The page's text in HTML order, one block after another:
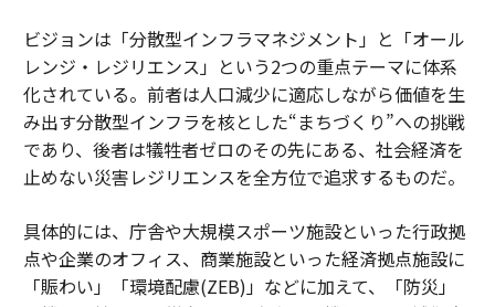
ビジョンは「分散型インフラマネジメント」と「オール
レンジ・レジリエンス」という2つの重点テーマに体系
化されている。前者は人口減少に適応しながら価値を生
み出す分散型インフラを核とした“まちづくり”への挑戦
であり、後者は犠牲者ゼロのその先にある、社会経済を
止めない災害レジリエンスを全方位で追求するものだ。
具体的には、庁舎や大規模スポーツ施設といった行政拠
点や企業のオフィス、商業施設といった経済拠点施設に
「賑わい」「環境配慮(ZEB)」などに加えて、「防災」